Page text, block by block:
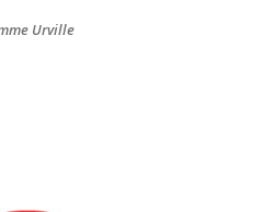
Urville